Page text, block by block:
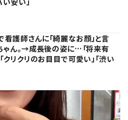
看護師さんに「綺麗なお顔」と言
ゃん。→成長後の姿に…「将来有
クリクリのお目目で可愛い」「渋い